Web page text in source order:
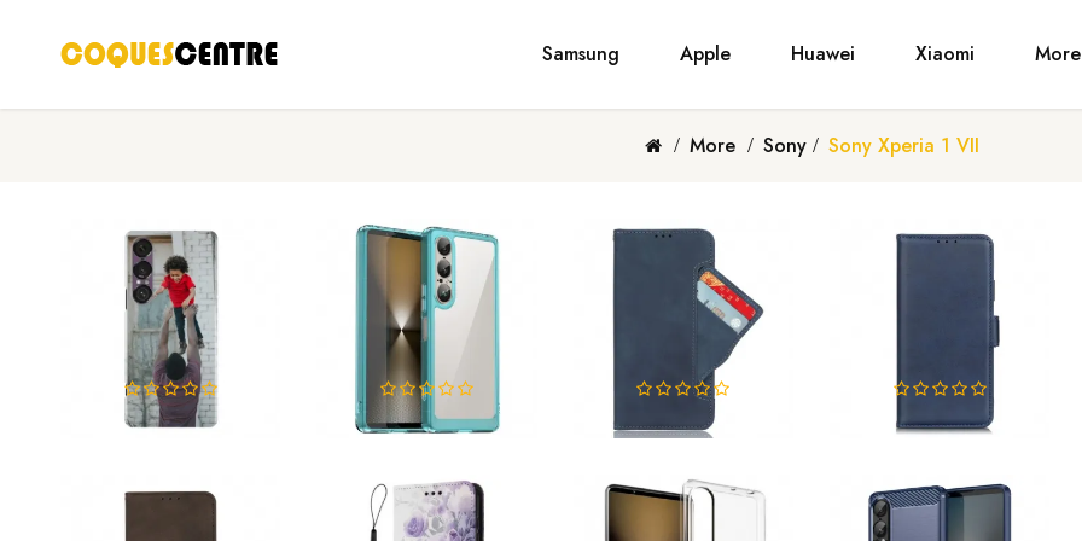
Samsung Apple Huawei Xiaomi More
More Sony Sony Xperia 1 VII